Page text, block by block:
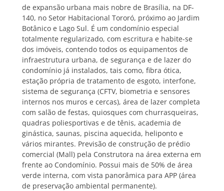
de expansão urbana mais nobre de Brasília, na DF-
140, no Setor Habitacional Tororó, próximo ao Jardim
Botânico e Lago Sul. É um condomínio especial
totalmente regularizado, com escritura e habite-se
dos imóveis, contendo todos os equipamentos de
infraestrutura urbana, de segurança e de lazer do
condomínio já instalados, tais como, fibra ótica,
estação própria de tratamento de esgoto, interfone,
sistema de segurança (CFTV, biometria e sensores
internos nos muros e cercas), área de lazer completa
com salão de festas, quiosques com churrasqueiras,
quadras poliesportivas e de tênis, academia de
ginástica, saunas, piscina aquecida, heliponto e
vários mirantes. Previsão de construção de prédio
comercial (Mall) pela Construtora na área externa em
frente ao Condomínio. Possui mais de 50% de área
verde interna, com vista panorâmica para APP (área
de preservação ambiental permanente).